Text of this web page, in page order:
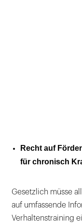
Recht auf
für chronisch
Gesetzlich müsse
auf umfassende
Verhaltenstraining